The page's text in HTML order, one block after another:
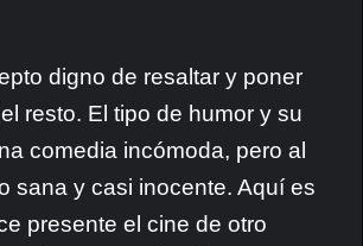
digno de resaltar y poner
resto. El tipo de humor y su
comedia incómoda, pero al
sana y casi inocente. Aquí es
presente el cine de otro